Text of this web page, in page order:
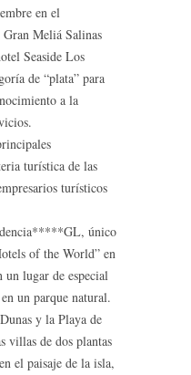
en el
Meliá Salinas
Seaside Los
de “plata” para
a la
turística de las
turísticos
único
of the World” en
un lugar de especial
un parque natural.
y la Playa de
villas de dos plantas
el paisaje de la isla,